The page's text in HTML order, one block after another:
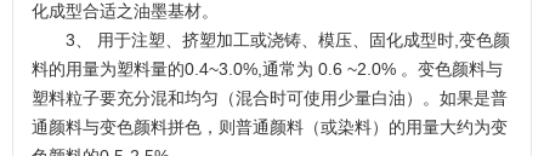
化成型合适之油墨基材。
3、 用于注塑、挤塑加工或浇铸、模压、固化成型时,变色颜
料的用量为塑料量的0.4~3.0%,通常为 0.6 ~2.0% 。变色颜料与
塑料粒子要充分混和均匀（混合时可使用少量白油）。如果是普
通颜料与变色颜料拼色，则普通颜料（或染料）的用量大约为变